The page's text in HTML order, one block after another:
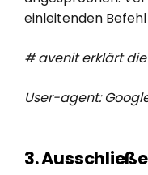
einleitenden Befehl
# avenit erklärt
User-agent:
3.